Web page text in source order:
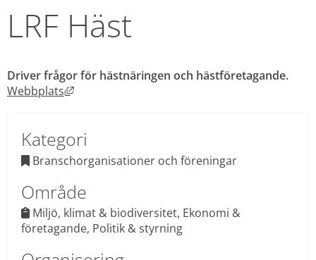
LRF Häst
Driver frågor för hästnäringen och hästföretagande.
Webbplats
Länk till annan webbplats, öppnas i nytt
Kategori
Branschorganisationer och föreningar
Område
 Miljö, klimat & biodiversitet, Ekonomi &
företagande, Politik & styrning